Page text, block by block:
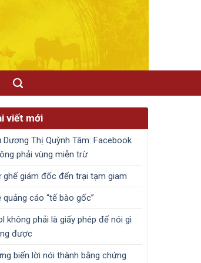
viết mới
Dương Thị Quỳnh Tâm: Facebook
phải vùng miễn trừ
ghế giám đốc đến trại tạm giam
quảng cáo “tế bào gốc”
không phải là giấy phép để nói gì
được
biến lời nói thành bằng chứng